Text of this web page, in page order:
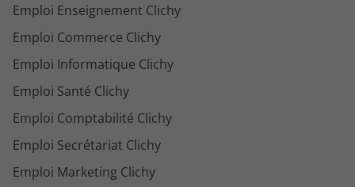
Emploi Enseignement Clichy
Emploi Commerce Clichy
Emploi Informatique Clichy
Emploi Santé Clichy
Emploi Comptabilité Clichy
Emploi Secrétariat Clichy
Emploi Marketing Clichy